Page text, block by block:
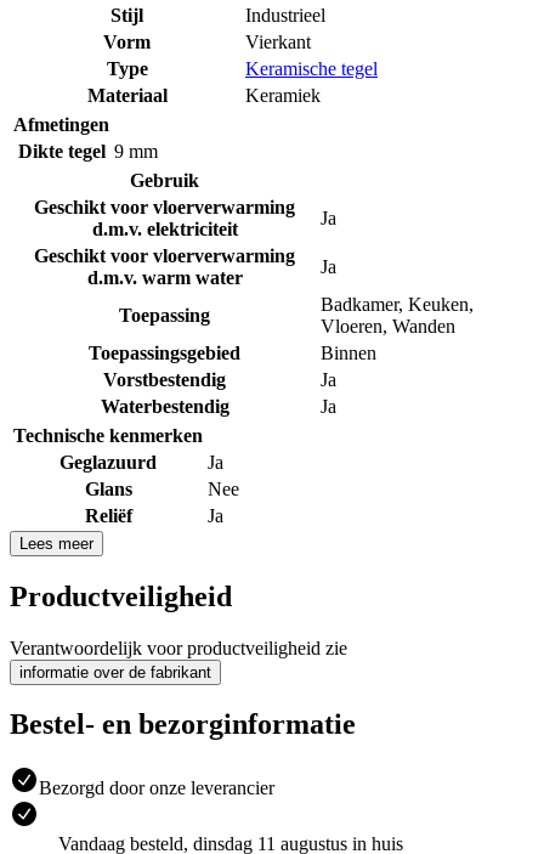
Stijl
Industrieel
Vorm
Vierkant
Type
Keramische tegel
Materiaal
Keramiek
Afmetingen
Dikte tegel 9 mm
Gebruik
Geschikt voor vloerverwarming
d.m.v. elektriciteit
Ja
Geschikt voor vloerverwarming
d.m.v. warm water
Ja
Toepassing
Badkamer, Keuken,
Vloeren, Wanden
Toepassingsgebied
Binnen
Vorstbestendig
Ja
Waterbestendig
Ja
Technische kenmerken
Geglazuurd
Ja
Glans
Nee
Reliëf
Ja
Lees meer
Productveiligheid
Verantwoordelijk voor productveiligheid zie
informatie over de fabrikant
Bestel- en bezorginformatie
Bezorgd door onze leverancier
Vandaag besteld, dinsdag 11 augustus in huis